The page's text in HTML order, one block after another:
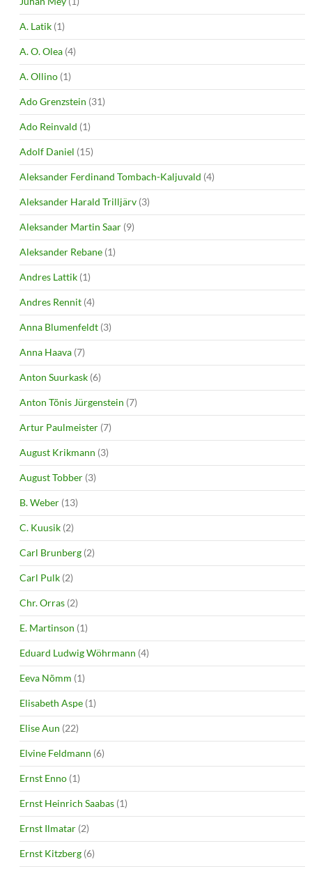
A. Latik (1)
A. O. Olea (4)
A. Ollino (1)
Ado Grenzstein (31)
Ado Reinvald (1)
Adolf Daniel (15)
Aleksander Ferdinand Tombach-Kaljuvald (4)
Aleksander Harald Trilljärv (3)
Aleksander Martin Saar (9)
Aleksander Rebane (1)
Andres Lattik (1)
Andres Rennit (4)
Anna Blumenfeldt (3)
Anna Haava (7)
Anton Suurkask (6)
Anton Tõnis Jürgenstein (7)
Artur Paulmeister (7)
August Krikmann (3)
August Tobber (3)
B. Weber (13)
C. Kuusik (2)
Carl Brunberg (2)
Carl Pulk (2)
Chr. Orras (2)
E. Martinson (1)
Eduard Ludwig Wöhrmann (4)
Eeva Nõmm (1)
Elisabeth Aspe (1)
Elise Aun (22)
Elvine Feldmann (6)
Ernst Enno (1)
Ernst Heinrich Saabas (1)
Ernst Ilmatar (2)
Ernst Kitzberg (6)